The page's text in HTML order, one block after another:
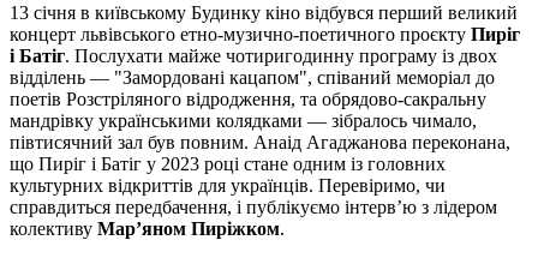
13 січня в київському Будинку кіно відбувся перший великий
концерт львівського етно-музично-поетичного проєкту Пиріг
і Батіг. Послухати майже чотиригодинну програму із двох
відділень — "Замордовані кацапом", співаний меморіал до
поетів Розстріляного відродження, та обрядово-сакральну
мандрівку українськими колядками — зібралось чимало,
півтисячний зал був повним. Анаід Агаджанова переконана,
що Пиріг і Батіг у 2023 році стане одним із головних
культурних відкриттів для українців. Перевіримо, чи
справдиться передбачення, і публікуємо інтервʼю з лідером
колективу Марʼяном Пиріжком.